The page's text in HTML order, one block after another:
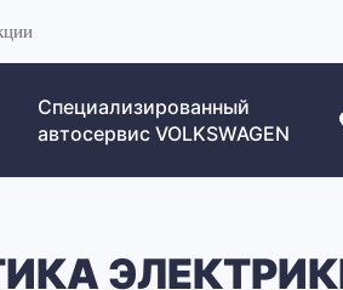
Специализированный
автосервис VOLKSWAGEN